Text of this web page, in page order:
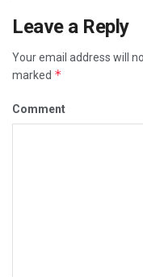
Leave a Reply
Your email address will
marked *
Comment